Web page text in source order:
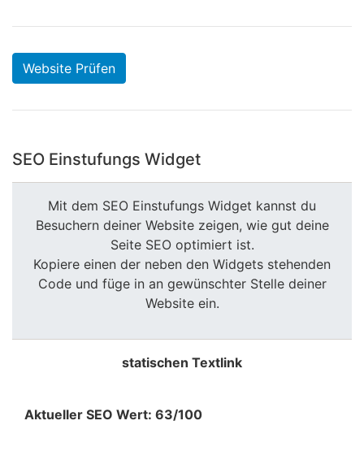
Website Prüfen
SEO Einstufungs Widget
Mit dem SEO Einstufungs Widget kannst du
Besuchern deiner Website zeigen, wie gut deine
Seite SEO optimiert ist.
Kopiere einen der neben den Widgets stehenden
Code und füge in an gewünschter Stelle deiner
Website ein.
statischen Textlink
Aktueller SEO Wert: 63/100